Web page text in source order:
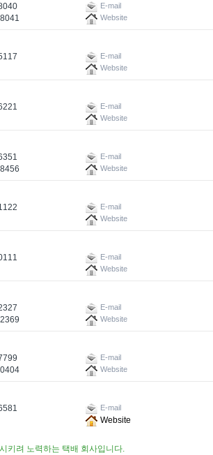
E-mail
Website
E-mail
Website
E-mail
Website
E-mail
Website
E-mail
Website
E-mail
Website
E-mail
Website
E-mail
Website
E-mail
Website
키려 노력하는 택배 회사입니다.